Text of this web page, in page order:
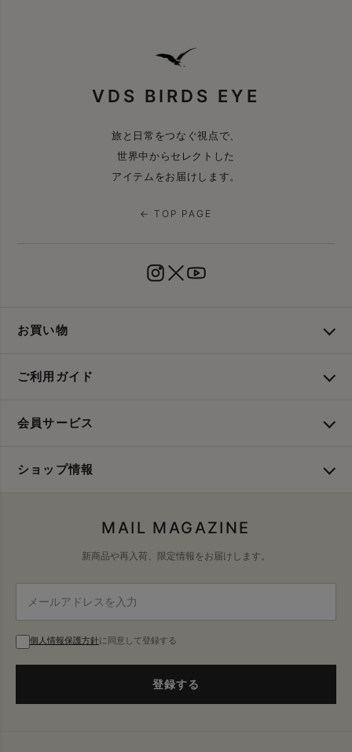
VDS BIRDS EYE
旅と日常をつなぐ視点で、
世界中からセレクトした
アイテムをお届けします。
← TOP PAGE
お買い物
ご利用ガイド
会員サービス
ショップ情報
MAIL MAGAZINE
新商品や再入荷、限定情報をお届けします。
個人情報保護方針に同意して登録する
登録する